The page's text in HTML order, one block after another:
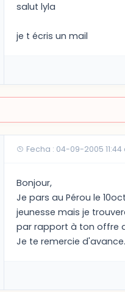
salut lyla
je t écris un mail
Fecha : 04-09-2005 11:44
Bonjour,
Je pars au Pérou le
jeunesse mais je
par rapport à ton offre
Je te remercie